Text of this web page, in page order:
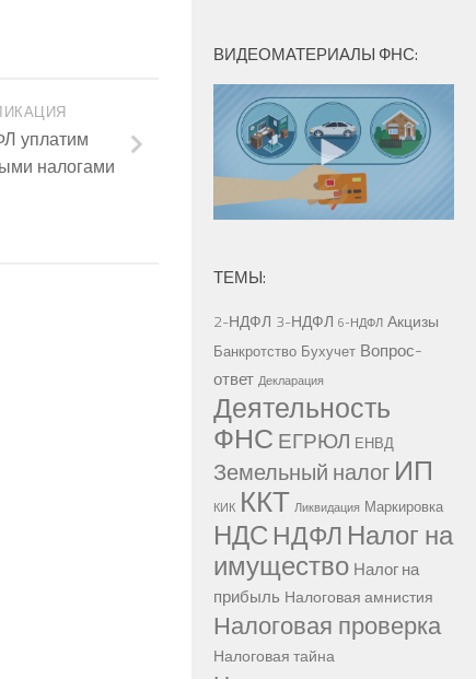
уплатим
налогами
ВИДЕОМАТЕРИАЛЫ ФНС:
ТЕМЫ:
2-НДФЛ 3-НДФЛ 6-НДФЛ Акцизы
Банкротство Бухучет Вопрос-
ответ Декларация
Деятельность
ФНС ЕГРЮЛ ЕНВД
Земельный налог ИП
КИК ККТ Ликвидация Маркировка
НДС НДФЛ Налог на
имущество Налог на
прибыль Налоговая амнистия
Налоговая проверка
Налоговая тайна